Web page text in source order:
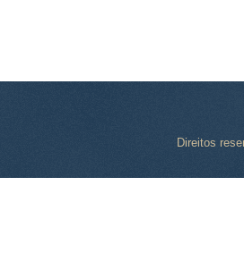
Direitos